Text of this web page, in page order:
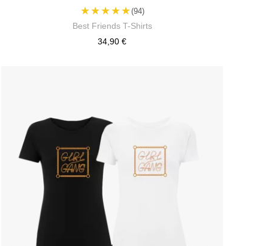
★★★★★(94)
Best Friends T-Shirts
34,90 €